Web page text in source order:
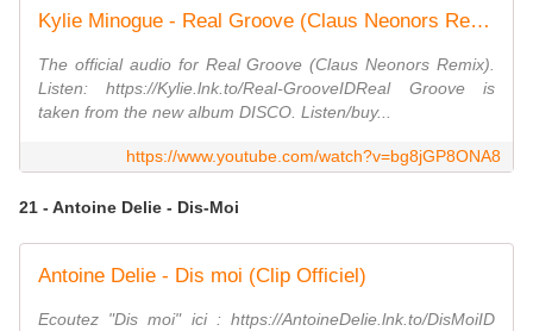
Kylie Minogue - Real Groove (Claus Neonors Remix) (Official Audio)
The official audio for Real Groove (Claus Neonors Remix).
Listen: https://Kylie.lnk.to/Real-GrooveIDReal Groove is
taken from the new album DISCO. Listen/buy...
https://www.youtube.com/watch?v=bg8jGP8ONA8
21 - Antoine Delie - Dis-Moi
Antoine Delie - Dis moi (Clip Officiel)
Ecoutez "Dis moi" ici : https://AntoineDelie.lnk.to/DisMoiID